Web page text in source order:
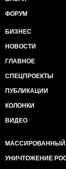
ФОРУМ
БИЗНЕС
НОВОСТИ
ГЛАВНОЕ
СПЕЦПРОЕКТЫ
ПУБЛИКАЦИИ
КОЛОНКИ
ВИДЕО
УНИЧТОЖЕНИЕ